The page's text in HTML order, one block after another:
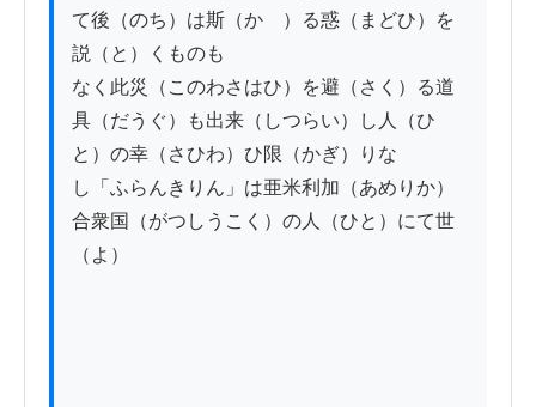
て後（のち）は斯（かゝ）る惑（まどひ）を
説（と）くものも
なく此災（このわさはひ）を避（さく）る道
具（だうぐ）も出来（しつらい）し人（ひ
と）の幸（さひわ）ひ限（かぎ）りな
し「ふらんきりん」は亜米利加（あめりか）
合衆国（がつしうこく）の人（ひと）にて世
（よ）